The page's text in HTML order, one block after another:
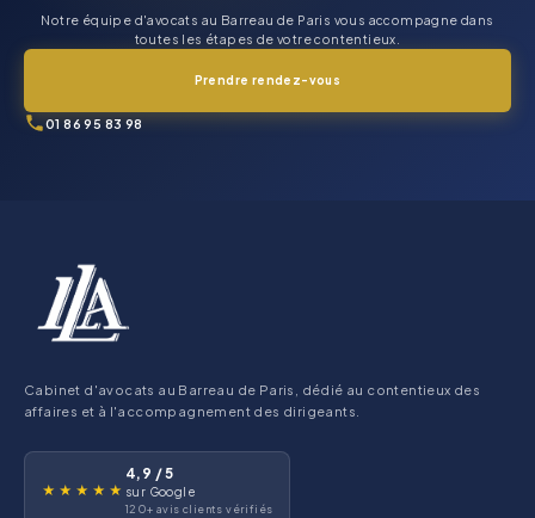
Notre équipe d'avocats au Barreau de Paris vous accompagne dans
toutes les étapes de votre contentieux.
Prendre rendez-vous
01 86 95 83 98
Cabinet d'avocats au Barreau de Paris, dédié au contentieux des
affaires et à l'accompagnement des dirigeants.
★★★★★
4,9 / 5
sur Google
120+ avis clients vérifiés